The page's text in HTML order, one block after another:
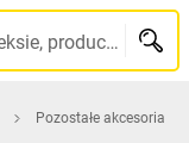
Szukaj po nazwie, indeksie, producencie, kodzie kreskowym...
Pozostałe akcesoria